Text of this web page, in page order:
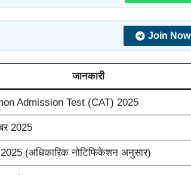
Join Now
जानकारी
Admission Test (CAT) 2025
2025
2025 (अधिकारिक नोटिफिकेशन अनुसार)